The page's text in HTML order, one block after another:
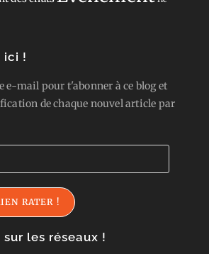
ici !
e-mail pour t'abonner à ce blog et
de chaque nouvel article par
RATER !
les réseaux !